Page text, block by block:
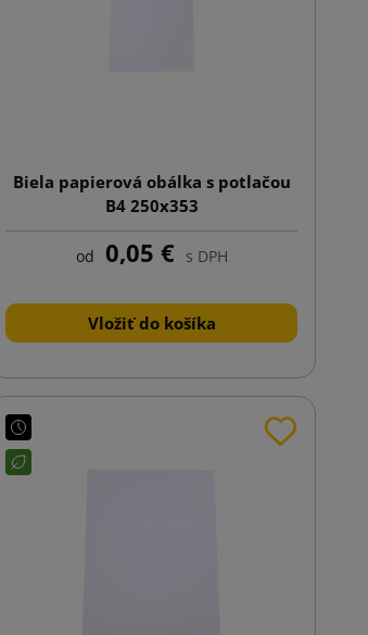
Biela papierová obálka s potlačou
B4 250x353
od 0,05 € s DPH
Vložiť do košíka